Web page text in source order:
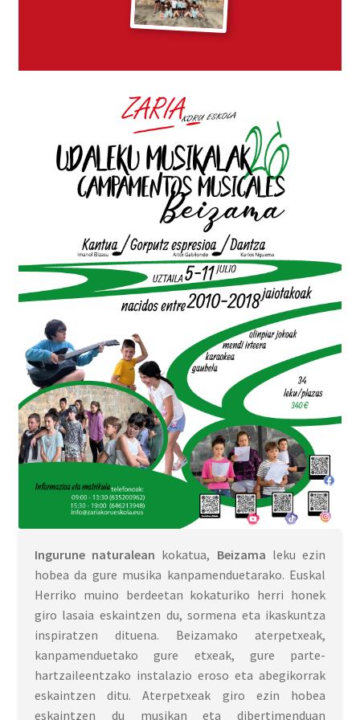
Abestearen Onurak eta Zariaren Baloreak
child
Datozen emanaldiak
Zarialagun
Denda
Ingurune naturalean kokatua, Beizama leku ezin
hobea da gure musika kanpamenduetarako. Euskal
Herriko muino berdeetan kokaturiko herri honek
giro lasaia eskaintzen du, sormena eta ikaskuntza
inspiratzen dituena. Beizamako aterpetxeak,
kanpamenduetako gure etxeak, gure parte-
hartzaileentzako instalazio eroso eta abegikorrak
eskaintzen ditu. Aterpetxeak giro ezin hobea
eskaintzen du musikan eta dibertimenduan